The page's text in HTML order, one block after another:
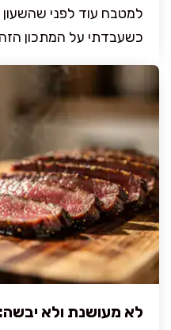
למטבח עוד לפני
כשעבדתי על המתכון
לא מעושנת ולא